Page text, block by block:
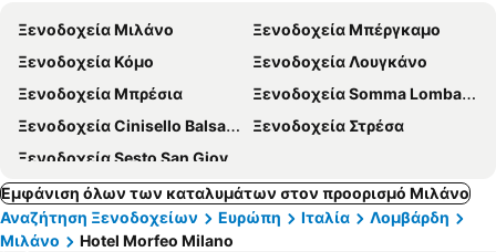
Ξενοδοχεία Μιλάνο
Ξενοδοχεία Μπέργκαμο
Ξενοδοχεία Κόμο
Ξενοδοχεία Λουγκάνο
Ξενοδοχεία Μπρέσια
Ξενοδοχεία Somma Lombardo
Ξενοδοχεία Cinisello Balsamo
Ξενοδοχεία Στρέσα
Ξενοδοχεία Sesto San Giovanni
Εμφάνιση όλων των καταλυμάτων στον προορισμό Μιλάνο
Αναζήτηση Ξενοδοχείων
Ευρώπη Ιταλία
Λομβάρδη
Μιλάνο
Hotel Morfeo Milano